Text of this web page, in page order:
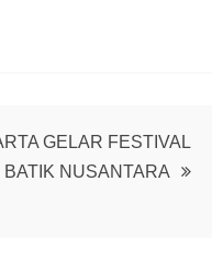
GELAR FESTIVAL
BATIK NUSANTARA